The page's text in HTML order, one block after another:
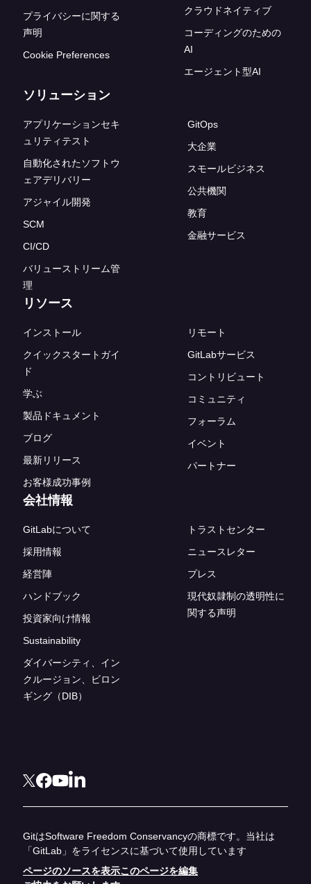
プライバシーに関する
声明
Cookie Preferences
クラウドネイティブ
コーディングのための
AI
エージェント型AI
ソリューション
アプリケーションセキ
ュリティテスト
自動化されたソフトウ
ェアデリバリー
アジャイル開発
SCM
CI/CD
バリューストリーム管
理
GitOps
大企業
スモールビジネス
公共機関
教育
金融サービス
リソース
インストール
クイックスタートガイ
ド
学ぶ
製品ドキュメント
ブログ
最新リリース
お客様成功事例
リモート
GitLabサービス
コントリビュート
コミュニティ
フォーラム
イベント
パートナー
会社情報
GitLabについて
採用情報
経営陣
ハンドブック
投資家向け情報
Sustainability
ダイバーシティ、イン
クルージョン、ビロン
ギング（DIB）
トラストセンター
ニュースレター
プレス
現代奴隷制の透明性に
関する声明
GitはSoftware Freedom Conservancyの商標です。当社は
「GitLab」をライセンスに基づいて使用しています
ページのソースを表示このページを編集